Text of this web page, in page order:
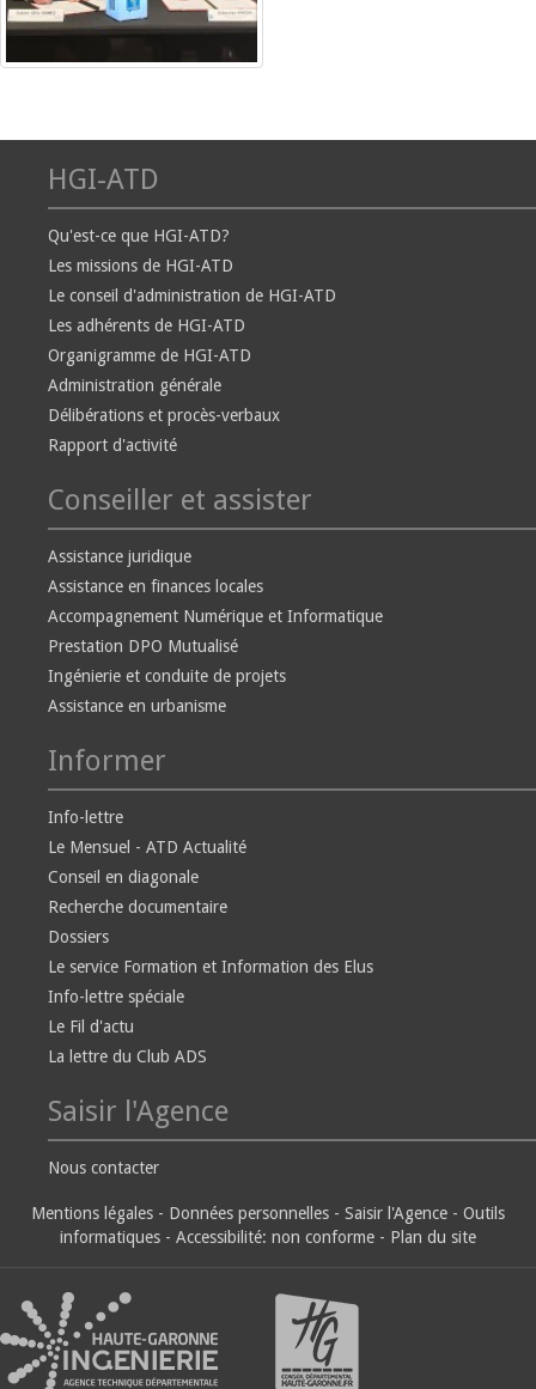
HGI-ATD
Qu'est-ce que HGI-ATD?
Les missions de HGI-ATD
Le conseil d'administration de HGI-ATD
Les adhérents de HGI-ATD
Organigramme de HGI-ATD
Administration générale
Délibérations et procès-verbaux
Rapport d'activité
Conseiller et assister
Assistance juridique
Assistance en finances locales
Accompagnement Numérique et Informatique
Prestation DPO Mutualisé
Ingénierie et conduite de projets
Assistance en urbanisme
Informer
Info-lettre
Le Mensuel - ATD Actualité
Conseil en diagonale
Recherche documentaire
Dossiers
Le service Formation et Information des Elus
Info-lettre spéciale
Le Fil d'actu
La lettre du Club ADS
Saisir l'Agence
Nous contacter
Mentions légales - Données personnelles - Saisir l'Agence - Outils
informatiques - Accessibilité: non conforme - Plan du site